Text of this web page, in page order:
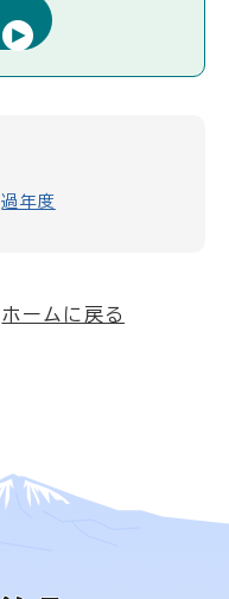
過年度
ホームに戻る